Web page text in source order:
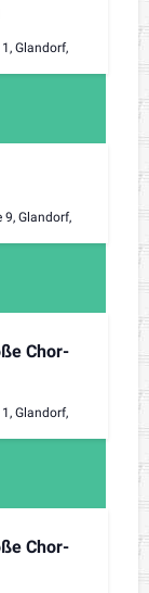
Glandorf,
Glandorf,
Chor-
Glandorf,
Chor-